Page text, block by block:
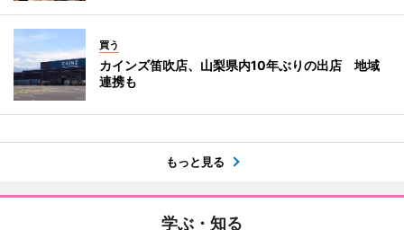
買う
カインズ笛吹店、山梨県内10年ぶりの出店 地域
連携も
もっと見る
学ぶ・知る